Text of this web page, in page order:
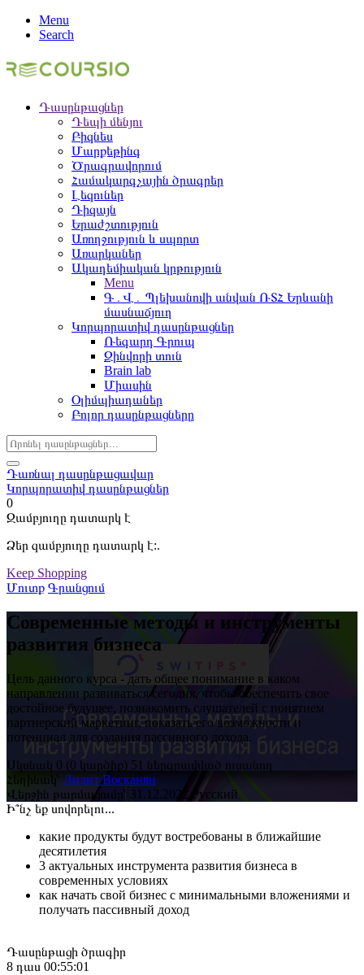
Menu
Search
Դասընթացներ
Դեպի մենյու
Բիզնես
Մարքեթինգ
Ծրագրավորում
Համակարգչային ծրագրեր
Լեզուներ
Դիզայն
Երաժշտություն
Առողջություն և սպորտ
Առարկաներ
Ակադեմիական կրթություն
Menu
Գ․Վ․ Պլեխանովի անվան ՌՏՀ Երևանի
մասնաճյուղ
Կորպորատիվ դասընթացներ
Ռեգարդ Գրուպ
Զինվորի տուն
Brain lab
Միասին
Օլիմպիադաներ
Բոլոր դասընթացները
Դառնալ դասընթացավար
Կորպորատիվ դասընթացներ
0
Զամբյուղը դատարկ է
Ձեր զամբյուղը դատարկ է:.
Keep Shopping
Մուտք Գրանցում
Современные методы и инструменты
развития бизнеса
Цель данного курса - дать общее понимание в каком
направлении развиваться сегодня, чтобы обеспечить свое
достойное будущее, познакомить слушателей с понятием
партнерский маркетинг, показать его возможности и
потенциал для создания пассивного дохода.
Սկսնակ 0 (0 կարծիք) 51 ներգրավված ուսանող
Հեղինակ՝ Лилит Восканян
Վերջին թարմացումը՝ 31.12.2022 Русский
Ի՞նչ եք սովորելու...
какие продукты будут востребованы в ближайшие
десятилетия
3 актуальных инструмента развития бизнеса в
современных условиях
как начать свой бизнес с минимальными вложениями и
получать пассивный доход
Դասընթացի ծրագիր
8 դաս 00:55:01